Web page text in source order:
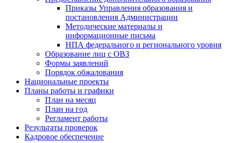
Приказы Управления образования и
постановления Администрации
Методические материалы и
информационные письма
НПА федерального и регионального уровня
Образование лиц с ОВЗ
Формы заявлений
Порядок обжалования
Национальные проекты
Планы работы и графики
План на месяц
План на год
Регламент работы
Результаты проверок
Кадровое обеспечение